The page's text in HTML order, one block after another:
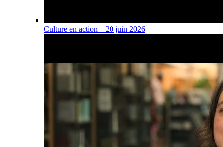
Culture en action – 20 juin 2026